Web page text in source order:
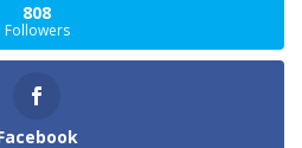
808
Followers